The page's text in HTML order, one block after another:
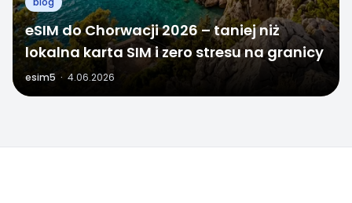
eSIM do Chorwacji 2026 – taniej niż
lokalna karta SIM i zero stresu na granicy
esim5 · 4.06.2026